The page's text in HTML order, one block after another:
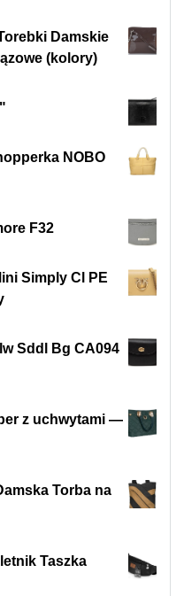
Damskie
(kolory)
NOBO
F32
Simply Cl PE
Sddl Bg CA094
z uchwytami —
Torba na
Taszka